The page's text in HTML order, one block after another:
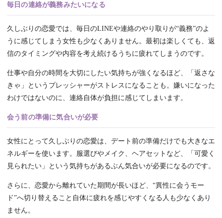
毎日の連絡が義務みたいになる
久しぶりの恋愛では、毎日のLINEや連絡のやり取りが“義務”のよ
うに感じてしまう女性も少なくありません。最初は楽しくても、返
信のタイミングや内容を考え続けるうちに疲れてしまうのです。
仕事や自分の時間を大切にしたい気持ちが強くなるほど、「返さな
きゃ」というプレッシャーがストレスになることも。嫌いになった
わけではないのに、連絡自体が負担に感じてしまいます。
会う前の準備に気合いが必要
女性にとって久しぶりの恋愛は、デート前の準備だけでも大きなエ
ネルギーを使います。服選びやメイク、ヘアセットなど、「可愛く
見られたい」という気持ちがあるぶん気合いが必要になるのです。
さらに、恋愛から離れていた期間が長いほど、“異性に会うモー
ド”へ切り替えること自体に疲れを感じやすくなる人も少なくあり
ません。